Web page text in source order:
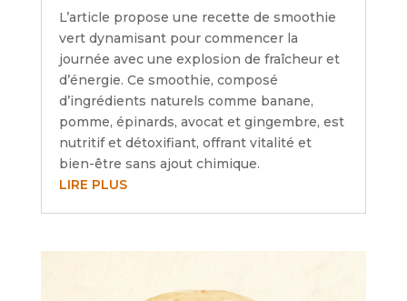
L’article propose une recette de smoothie
vert dynamisant pour commencer la
journée avec une explosion de fraîcheur et
d’énergie. Ce smoothie, composé
d’ingrédients naturels comme banane,
pomme, épinards, avocat et gingembre, est
nutritif et détoxifiant, offrant vitalité et
bien-être sans ajout chimique.
LIRE PLUS